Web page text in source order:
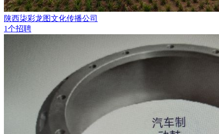
陕西柒彩龙图文化传播公司
1个招聘